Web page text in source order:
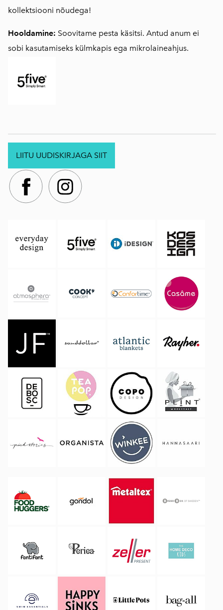
kollektsiooni nõudega!
Hooldamine: Soovitame pesta käsitsi. Antud anum ei
sobi kasutamiseks külmkapis ega mikrolaineahjus.
LIITU UUDISKIRJAGA SIIT